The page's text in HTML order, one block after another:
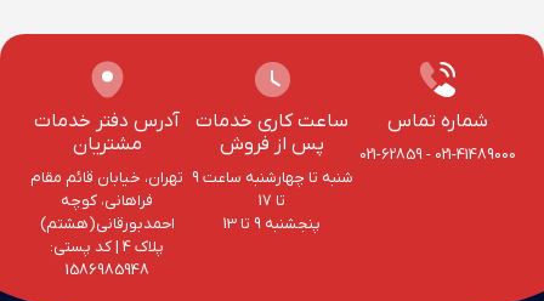
شماره تماس
021-41489000
-
021-62859
ساعت کاری خدمات
پس از فروش
شنبه تا چهارشنبه ساعت 9
تا 17
پنجشنبه 9 تا 13
آدرس دفتر خدمات
مشتریان
تهران، خیابان قائم مقام
فراهانی، کوچه
احمد‌بورقانی(هشتم)
پلاک 4‌ | کد پستی:
1586985948